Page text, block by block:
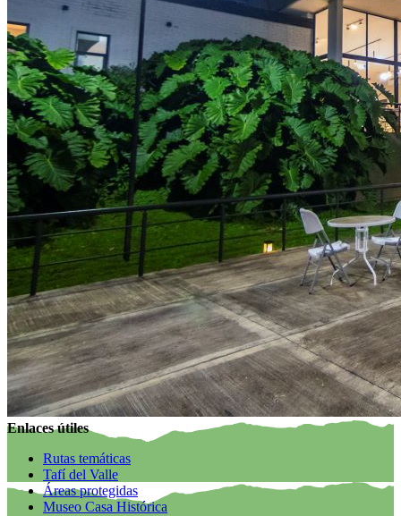
Enlaces útiles
Rutas temáticas
Tafí del Valle
Áreas protegidas
Museo Casa Histórica